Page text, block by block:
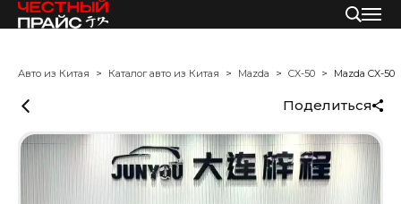
Авто из Китая Каталог авто из Китая Mazda CX-50 Mazda CX-50
Поделиться